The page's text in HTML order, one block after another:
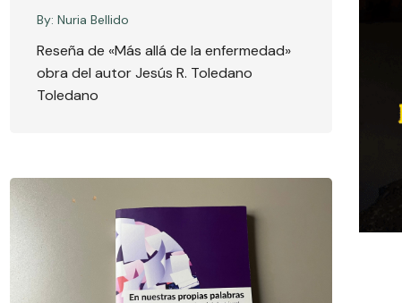
By: Nuria Bellido
Reseña de «Más allá de la enfermedad»
obra del autor Jesús R. Toledano
Toledano